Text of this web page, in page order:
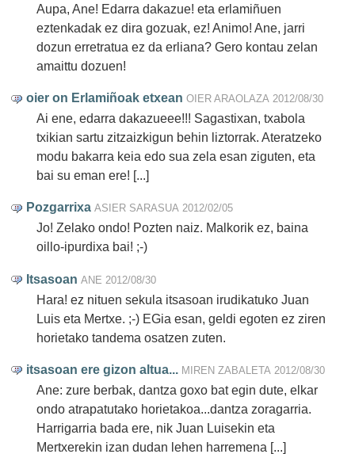
Aupa, Ane! Edarra dakazue! eta erlamiñuen
eztenkadak ez dira gozuak, ez! Animo! Ane, jarri
dozun erretratua ez da erliana? Gero kontau zelan
amaittu dozuen!
oier on Erlamiñoak etxean OIER ARAOLAZA 2012/08/30
Ai ene, edarra dakazueee!!! Sagastixan, txabola
txikian sartu zitzaizkigun behin liztorrak. Ateratzeko
modu bakarra keia edo sua zela esan ziguten, eta
bai su eman ere! [...]
Pozgarrixa ASIER SARASUA 2012/02/05
Jo! Zelako ondo! Pozten naiz. Malkorik ez, baina
oillo-ipurdixa bai! ;-)
Itsasoan ANE 2012/08/30
Hara! ez nituen sekula itsasoan irudikatuko Juan
Luis eta Mertxe. ;-) EGia esan, geldi egoten ez ziren
horietako tandema osatzen zuten.
itsasoan ere gizon altua... MIREN ZABALETA 2012/08/30
Ane: zure berbak, dantza goxo bat egin dute, elkar
ondo atrapatutako horietakoa...dantza zoragarria.
Harrigarria bada ere, nik Juan Luisekin eta
Mertxerekin izan dudan lehen harremena [...]